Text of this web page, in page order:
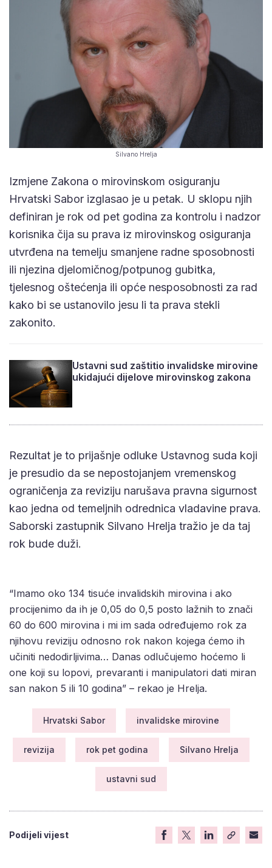
Silvano Hrelja
Izmjene Zakona o mirovinskom osiguranju
Hrvatski Sabor izglasao je u petak. U sklopu njih
definiran je rok od pet godina za kontrolu i nadzor
korisnika čija su prava iz mirovinskog osiguranja
utvrđena na temelju smanjene radne sposobnosti
ili njezina djelomičnog/potpunog gubitka,
tjelesnog oštećenja ili opće nesposobnosti za rad
kako bi se ustanovilo jesu li ta prava stekli
zakonito.
Ustavni sud zaštitio invalidske mirovine
ukidajući dijelove mirovinskog zakona
Rezultat je to prijašnje odluke Ustavnog suda koji
je presudio da se nepostojanjem vremenskog
ograničenja za reviziju narušava pravna sigurnost
kao jedna od temeljnih odrednica vladavine prava.
Saborski zastupnik Silvano Hrelja tražio je da taj
rok bude duži.
“Imamo oko 134 tisuće invalidskih mirovina i ako
procijenimo da ih je 0,05 do 0,5 posto lažnih to znači
60 do 600 mirovina i mi im sada određujemo rok za
njihovu reviziju odnosno rok nakon kojega ćemo ih
učiniti nedodirljivima… Danas odlučujemo hoćemo li
one koji su lopovi, prevaranti i manipulatori dati miran
san nakon 5 ili 10 godina” – rekao je Hrelja.
Hrvatski Sabor invalidske mirovine
revizija rok pet godina Silvano Hrelja
ustavni sud
Podijeli vijest